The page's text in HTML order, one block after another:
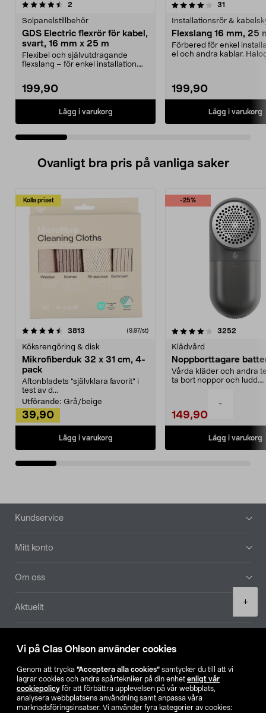
Vi på Clas Ohlson använder cookies
Genom att trycka ”Acceptera alla cookies” samtycker du till att vi
lagrar cookies och andra spårtekniker på din enhet enligt vår
cookiepolicy för att förbättra upplevelsen på vår webbplats,
analysera webbplatsens användning samt anpassa våra
marknadsföringsinsatser. Vi använder fyra kategorier av cookies:
-
+
2
Solpanelstillbehör
GDS Electric flexrör för kabel,
svart, 16 mm x 25 m
Flexibel och självutdragande
flexslang – för enkel installation.
199,90
Lägg i varukorg
4.0 av 5 stjärnor 31
Installationsrör &
Flexslang 16 mm, 25
Förbered för enkel
el och andra kablar.
199,90
Lägg i varukorg
4.0 av 5 stjärnor
Ovanligt bra pris på vanliga saker
Kolla priset
3813 (9,97/st)
Köksrengöring & disk
Mikrofiberduk 32 x 31 cm, 4-
pack
Aftonbladets "självklara favorit” i
test av d...
Utförande: Grå/beige
39,90
Lägg i varukorg
-25%
4.0av 5 stjärnor 3252
Klädvård
Noppborttagare
Vårda kläder och andra
ta bort noppor och ludd.
149,90
Lägg i varukorg
4.5av 5 stjärnor
Sidfot
Kundservice
Mitt konto
Om oss
Aktuellt
Hitta butik
SE NO FI